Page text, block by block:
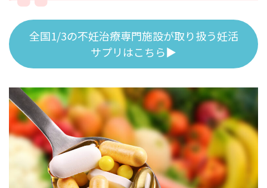
全国1/3の不妊治療専門施設が取り扱う妊活
サプリはこちら▶